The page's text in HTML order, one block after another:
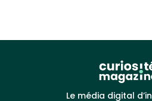
Le média digital